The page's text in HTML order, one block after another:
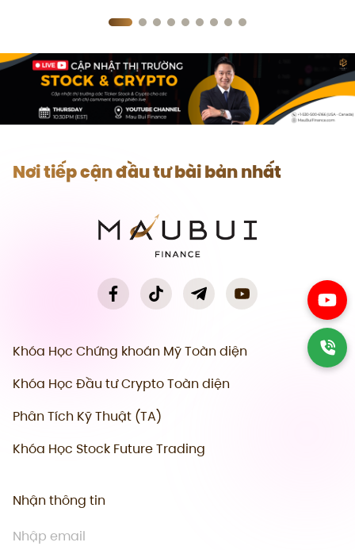
Nơi tiếp cận đầu tư bài bản nhất
Khóa Học Chứng khoán Mỹ Toàn diện
Khóa Học Đầu tư Crypto Toàn diện
Phân Tích Kỹ Thuật (TA)
Khóa Học Stock Future Trading
Nhận thông tin